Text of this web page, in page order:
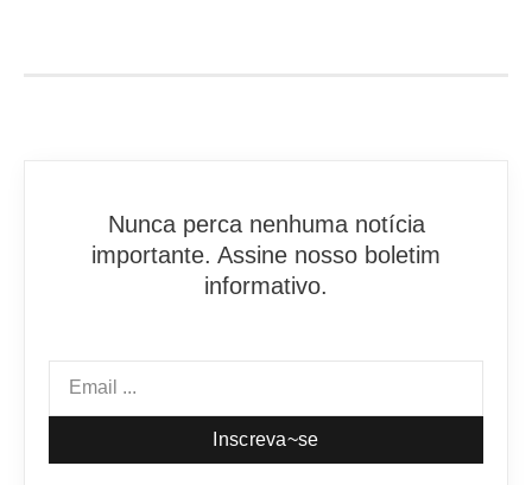
Nunca perca nenhuma notícia
importante. Assine nosso boletim
informativo.
Inscreva~se